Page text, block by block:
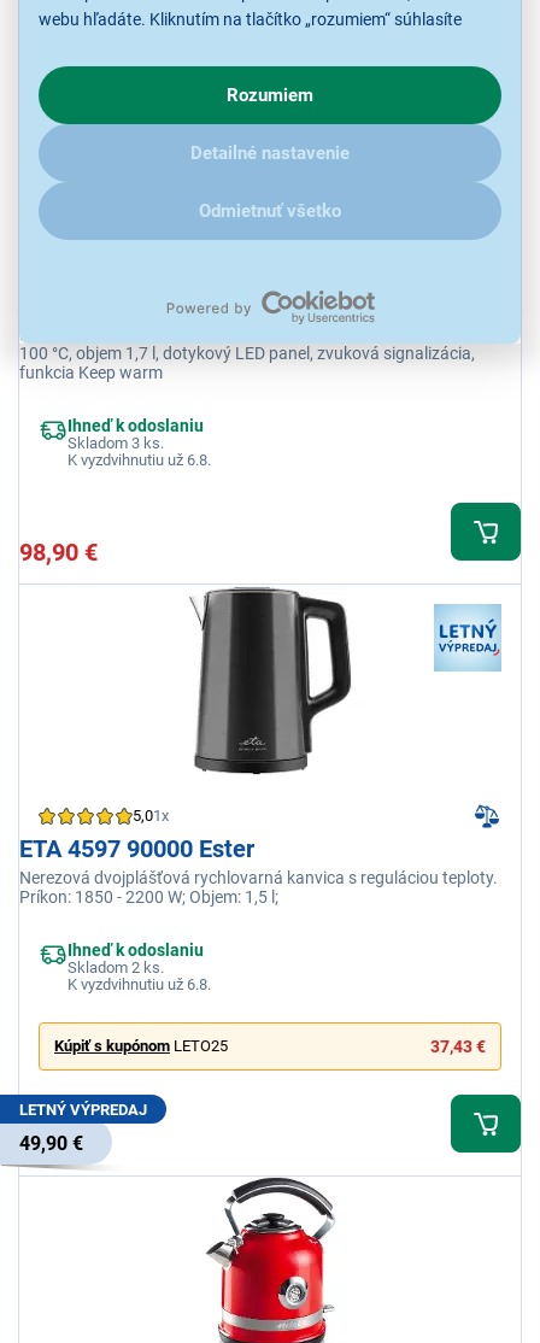
webu hľadáte. Kliknutím na tlačítko „rozumiem“ súhlasíte
o chovaní na webe pre zobrazovaní cielených reklám.
V prípade že vás zaujímajú detaily, ako u nás s cookies a
ďalšími údaji pracujeme, kliknitesem.
Rozumiem
Detailné nastavenie
Odmietnuť všetko
31,91 €
Haier HKE5A 011 I-Master Series 5
Rýchlovarná kanvica Haier, 7 úrovní nastavenia teploty od 40 ° do
100 °C, objem 1,7 l, dotykový LED panel, zvuková signalizácia,
funkcia Keep warm
Ihneď k odoslaniu
Skladom 3 ks.
K vyzdvihnutiu už 6.8.
98,90 €
5,01x
ETA 4597 90000 Ester
Nerezová dvojplášťová rychlovarná kanvica s reguláciou teploty.
Príkon: 1850 - 2200 W; Objem: 1,5 l;
Ihneď k odoslaniu
Skladom 2 ks.
K vyzdvihnutiu už 6.8.
Kúpiť s kupónom LETO25 37,43 €
LETNÝ VÝPREDAJ
49,90 €